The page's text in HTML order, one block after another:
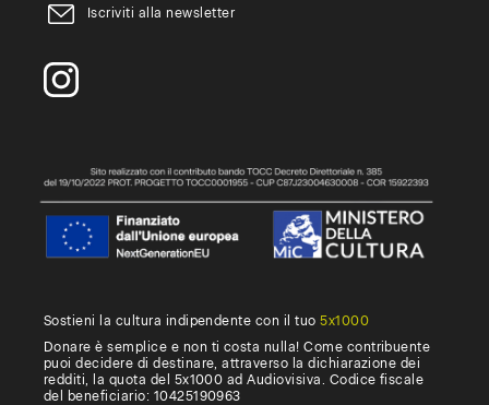
Iscriviti alla newsletter
Sostieni la cultura indipendente con il tuo5x1000
Donare è semplice e non ti costa nulla! Come contribuente
puoi decidere di destinare, attraverso la dichiarazione dei
redditi, la quota del 5x1000 ad Audiovisiva. Codice fiscale
del beneficiario: 10425190963